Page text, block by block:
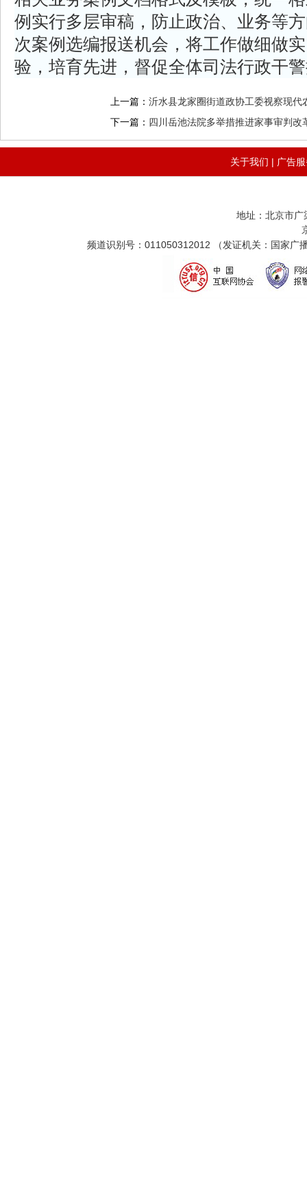
例实行多层审稿，防止政治、业务等
次案例选编报送机会，将工作做细做
验，培育先进，督促全体司法行政干
上一篇： 沂水县龙家圈街道政协工委视察现代
下一篇： 四川岳池法院多举措推进家事审判改
关于我们 | 广告
地址：北京市广
频道识别号：011050312012 （发证机关：国家广